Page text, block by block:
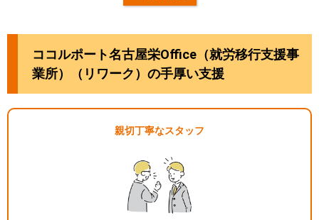
ココルポート名古屋栄Office（就労移行支援事
業所）（リワーク）の手厚い支援
親切丁寧なスタッフ